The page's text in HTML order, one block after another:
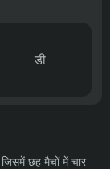
डी
जिसमें छह मैचों में चार